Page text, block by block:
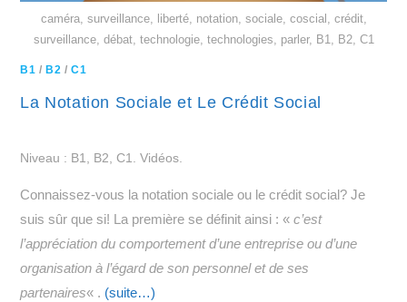
caméra, surveillance, liberté, notation, sociale, coscial, crédit,
surveillance, débat, technologie, technologies, parler, B1, B2, C1
B1 /B2 /C1
La Notation Sociale et Le Crédit Social
Niveau : B1, B2, C1. Vidéos.
Connaissez-vous la notation sociale ou le crédit social? Je
suis sûr que si! La première se définit ainsi : «c’est
l’appréciation du comportement d’une entreprise ou d’une
organisation à l’égard de son personnel et de ses
partenaires« . (suite…)